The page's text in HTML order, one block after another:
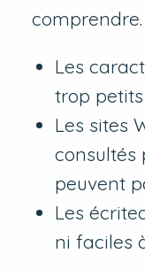
Les
trop petits
Les sites
consultés
peuvent
Les
ni faciles